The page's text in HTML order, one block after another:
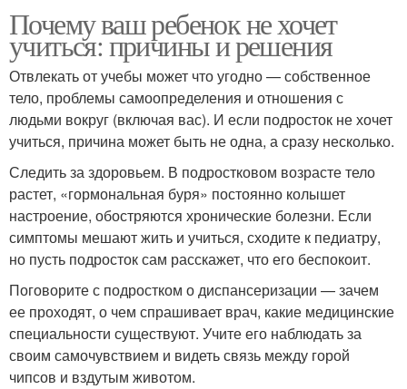
Почему ваш ребенок не хочет
учиться: причины и решения
Отвлекать от учебы может что угодно — собственное
тело, проблемы самоопределения и отношения с
людьми вокруг (включая вас). И если подросток не хочет
учиться, причина может быть не одна, а сразу несколько.
Следить за здоровьем. В подростковом возрасте тело
растет, «гормональная буря» постоянно колышет
настроение, обостряются хронические болезни. Если
симптомы мешают жить и учиться, сходите к педиатру,
но пусть подросток сам расскажет, что его беспокоит.
Поговорите с подростком о диспансеризации — зачем
ее проходят, о чем спрашивает врач, какие медицинские
специальности существуют. Учите его наблюдать за
своим самочувствием и видеть связь между горой
чипсов и вздутым животом.